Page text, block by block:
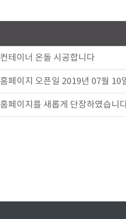
컨테이너 온돌 시공합니다
홈페이지 오픈일 2019년 07월 10
홈페이지를 새롭게 단장하였습니